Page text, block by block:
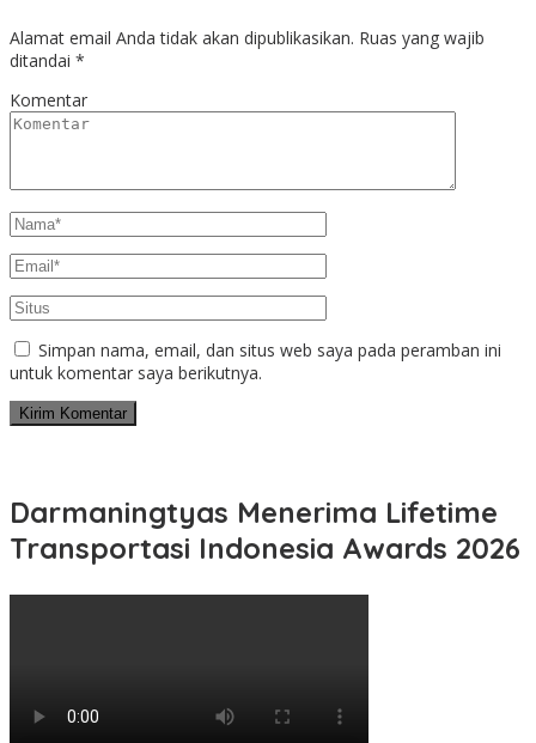
Alamat email Anda tidak akan dipublikasikan. Ruas yang wajib
ditandai *
Komentar
Simpan nama, email, dan situs web saya pada peramban ini
untuk komentar saya berikutnya.
Darmaningtyas Menerima Lifetime
Transportasi Indonesia Awards 2026